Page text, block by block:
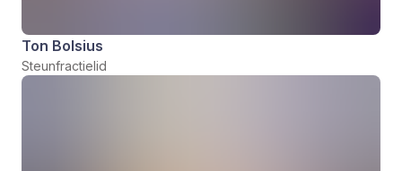
Ton Bolsius
Steunfractielid